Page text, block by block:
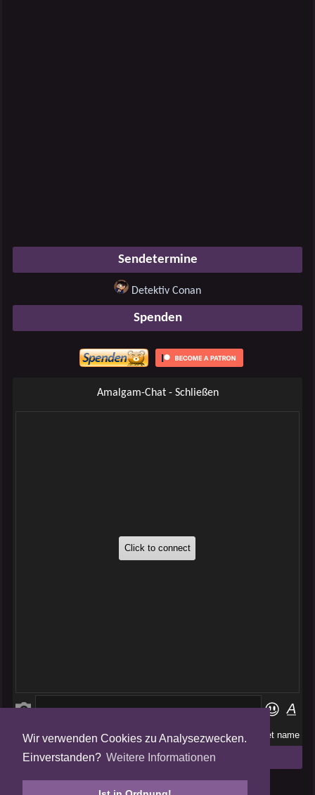
Wir verwenden Cookies zu Analysezwecken.
Einverstanden? Weitere Informationen
Sendetermine
Detektiv Conan
Spenden
Amalgam-Chat - Schließen
Folge uns auf
Tweets by AmalgamFansubs